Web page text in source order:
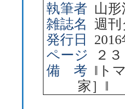
執筆者 山
雑誌名
週
発行日
2016
ページ
２
備 考 ‖ ト
家］ ‖